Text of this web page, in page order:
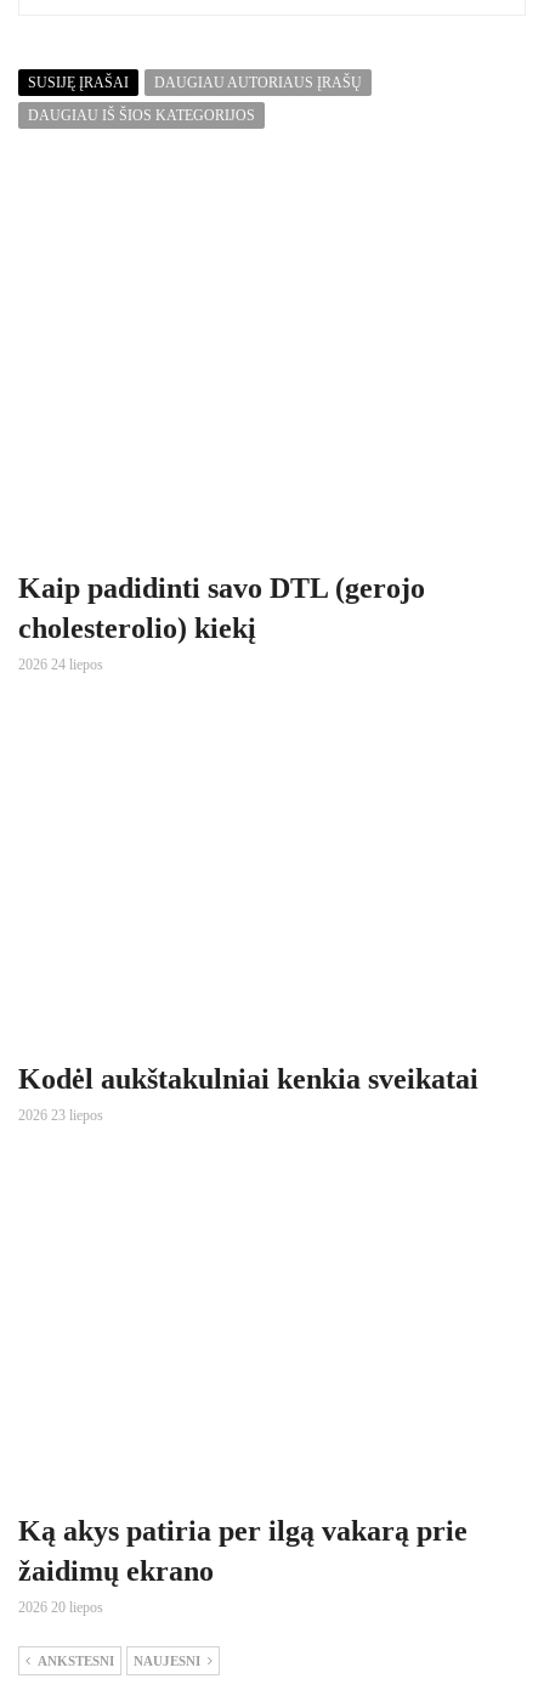
SUSIJĘ ĮRAŠAI
DAUGIAU AUTORIAUS ĮRAŠŲ
DAUGIAU IŠ ŠIOS KATEGORIJOS
Kaip padidinti savo DTL (gerojo
cholesterolio) kiekį
2026 24 liepos
Kodėl aukštakulniai kenkia sveikatai
2026 23 liepos
Ką akys patiria per ilgą vakarą prie
žaidimų ekrano
2026 20 liepos
ANKSTESNI NAUJESNI